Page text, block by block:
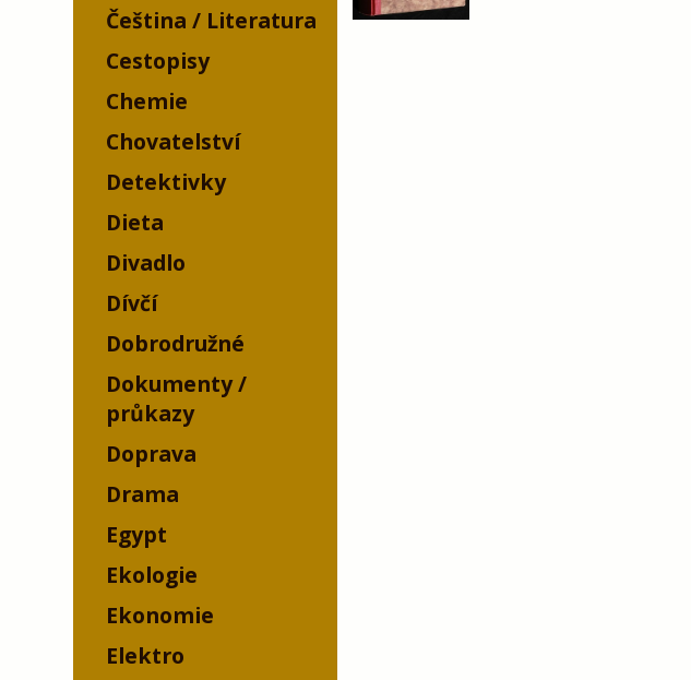
Čeština / Literatura
Cestopisy
Chemie
Chovatelství
Detektivky
Dieta
Divadlo
Dívčí
Dobrodružné
Dokumenty /
průkazy
Doprava
Drama
Egypt
Ekologie
Ekonomie
Elektro